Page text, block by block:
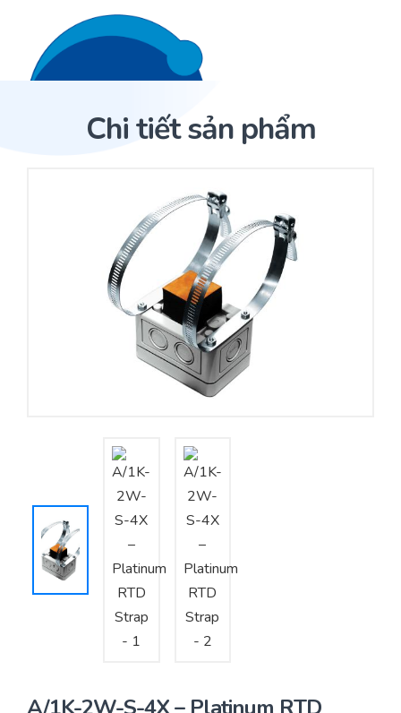
Trang Chủ
Cảm biến ACI
Nhà phân phối cảm biến
Nhà sản xuất thiết bị điều khiển
Cung cấp giải pháp quản lý cho toà nhà (BMS)
Tư vấn – Thiết kế – Cung cấp thiết bị HVAC
Tư vấn thiết kế, thi công tủ điều khiển
Thi công – Lắp đặt hệ thống HVAC
Chi tiết sản phẩm
A/1K-2W-S-4X – Platinum RTD